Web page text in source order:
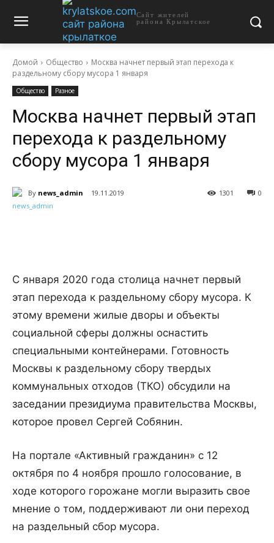
Сайт жителей
района Крылатское
Домой Общество
Москва начнет первый этап перехода к
раздельному сбору мусора 1 января
Общество Разное
Москва начнет первый этап
перехода к раздельному
сбору мусора 1 января
By news_admin 19.11.2019 0
1301
С января 2020 года столица начнет первый
этап перехода к раздельному сбору мусора. К
этому времени жилые дворы и объекты
социальной сферы должны оснастить
специальными контейнерами. Готовность
Москвы к раздельному сбору твердых
коммунальных отходов (ТКО) обсудили на
заседании президиума правительства Москвы,
которое провел Сергей Собянин.
На портале «Активный гражданин» с 12
октября по 4 ноября прошло голосование, в
ходе которого горожане могли выразить свое
мнение о том, поддерживают ли они переход
на раздельный сбор мусора.